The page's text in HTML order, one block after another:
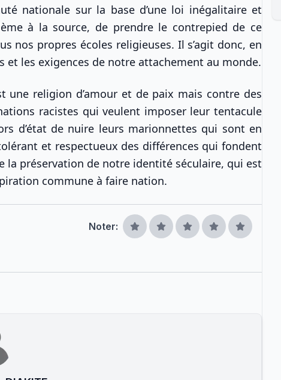
nationale sur la base d’une loi inégalitaire et
à la source, de prendre le contrepied de ce
nos propres écoles religieuses. Il s’agit donc, en
les exigences de notre attachement au monde.
une religion d’amour et de paix mais contre des
racistes qui veulent imposer leur tentacule
d’état de nuire leurs marionnettes qui sont en
et respectueux des différences qui fondent
la préservation de notre identité séculaire, qui est
commune à faire nation.
Noter: